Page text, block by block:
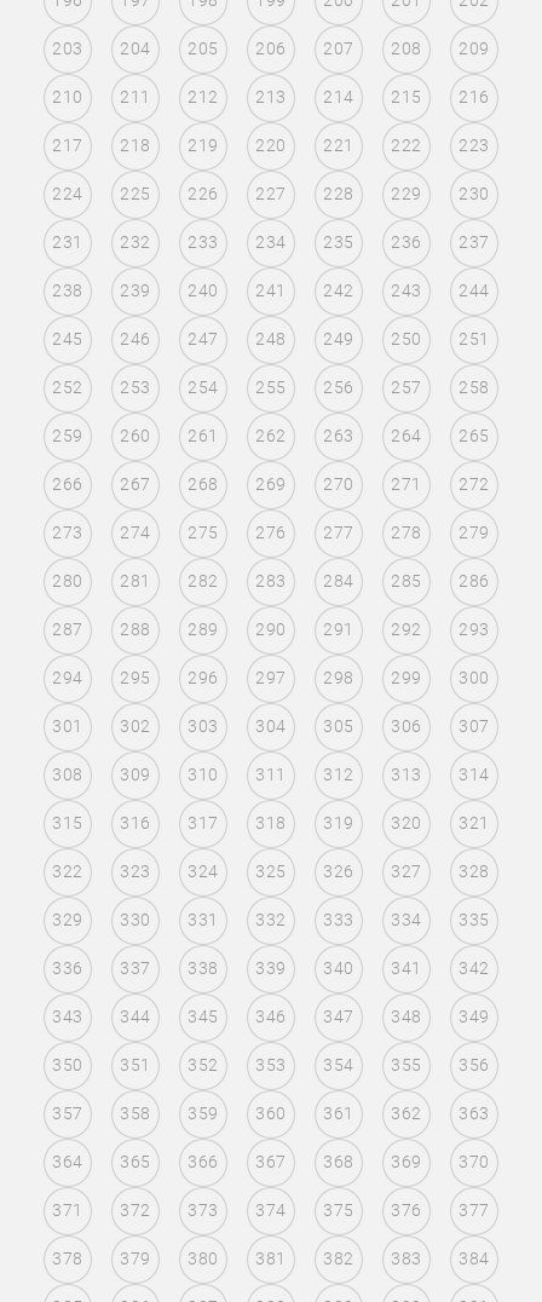
203 204 205 206 207 208 209
210 211 212 213 214 215 216
217 218 219 220 221 222 223
224 225 226 227 228 229 230
231 232 233 234 235 236 237
238 239 240 241 242 243 244
245 246 247 248 249 250 251
252 253 254 255 256 257 258
259 260 261 262 263 264 265
266 267 268 269 270 271 272
273 274 275 276 277 278 279
280 281 282 283 284 285 286
287 288 289 290 291 292 293
294 295 296 297 298 299 300
301 302 303 304 305 306 307
308 309 310 311 312 313 314
315 316 317 318 319 320 321
322 323 324 325 326 327 328
329 330 331 332 333 334 335
336 337 338 339 340 341 342
343 344 345 346 347 348 349
350 351 352 353 354 355 356
357 358 359 360 361 362 363
364 365 366 367 368 369 370
371 372 373 374 375 376 377
378 379 380 381 382 383 384